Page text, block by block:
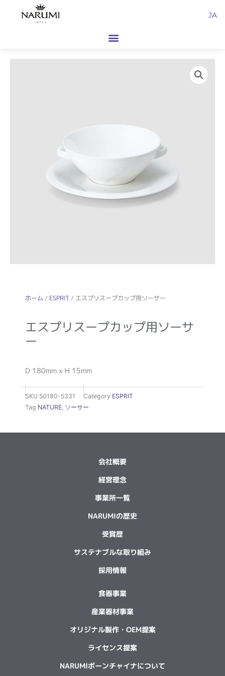
JA
ホーム / ESPRIT / エスプリスープカップ用ソーサー
エスプリスープカップ用ソーサ
ー
D 180mm x H 15mm
SKU 50180-5331 Category ESPRIT
Tag NATURE ソーサー
会社概要
経営理念
事業所一覧
NARUMIの歴史
受賞歴
サステナブルな取り組み
採用情報
食器事業
産業器材事業
オリジナル製作・OEM提案
ライセンス提案
NARUMIボーンチャイナについて